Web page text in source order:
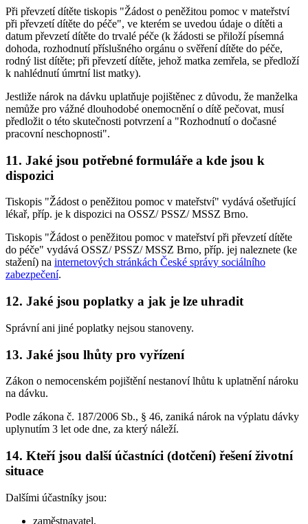
Při převzetí dítěte tiskopis "Žádost o peněžitou pomoc v mateřství
při převzetí dítěte do péče", ve kterém se uvedou údaje o dítěti a
datum převzetí dítěte do trvalé péče (k žádosti se přiloží písemná
dohoda, rozhodnutí příslušného orgánu o svěření dítěte do péče,
rodný list dítěte; při převzetí dítěte, jehož matka zemřela, se předloží
k nahlédnutí úmrtní list matky).
Jestliže nárok na dávku uplatňuje pojištěnec z důvodu, že manželka
nemůže pro vážné dlouhodobé onemocnění o dítě pečovat, musí
předložit o této skutečnosti potvrzení a "Rozhodnutí o dočasné
pracovní neschopnosti".
11. Jaké jsou potřebné formuláře a kde jsou k
dispozici
Tiskopis "Žádost o peněžitou pomoc v mateřství" vydává ošetřující
lékař, příp. je k dispozici na OSSZ/ PSSZ/ MSSZ Brno.
Tiskopis "Žádost o peněžitou pomoc v mateřství při převzetí dítěte
do péče" vydává OSSZ/ PSSZ/ MSSZ Brno, příp. jej naleznete (ke
stažení) na internetových stránkách České správy sociálního
zabezpečení.
12. Jaké jsou poplatky a jak je lze uhradit
Správní ani jiné poplatky nejsou stanoveny.
13. Jaké jsou lhůty pro vyřízení
Zákon o nemocenském pojištění nestanoví lhůtu k uplatnění nároku
na dávku.
Podle zákona č. 187/2006 Sb., § 46, zaniká nárok na výplatu dávky
uplynutím 3 let ode dne, za který náleží.
14. Kteří jsou další účastníci (dotčení) řešení životní
situace
Dalšími účastníky jsou:
zaměstnavatel,